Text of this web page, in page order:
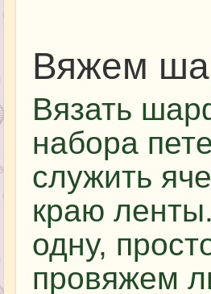
Вяжем
Вязать
набора
служить
краю
одну,
провяжем